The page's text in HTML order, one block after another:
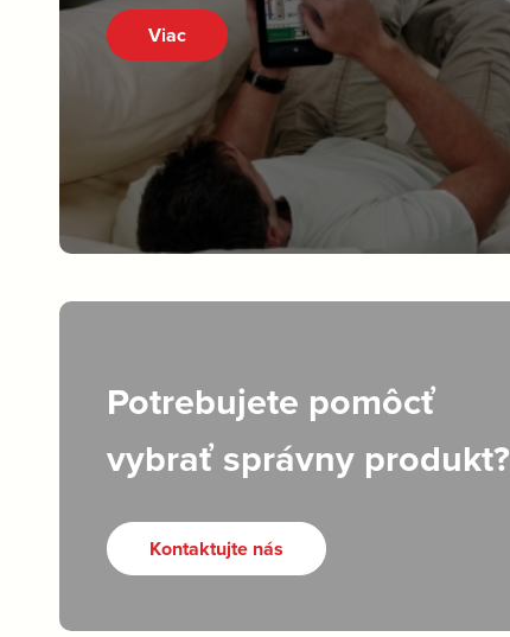
Viac
Potrebujete pomôcť
vybrať správny produkt?
Kontaktujte nás